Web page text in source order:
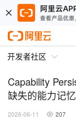
开发者社区
Capability
缺失的能力记
2026-06-11 207